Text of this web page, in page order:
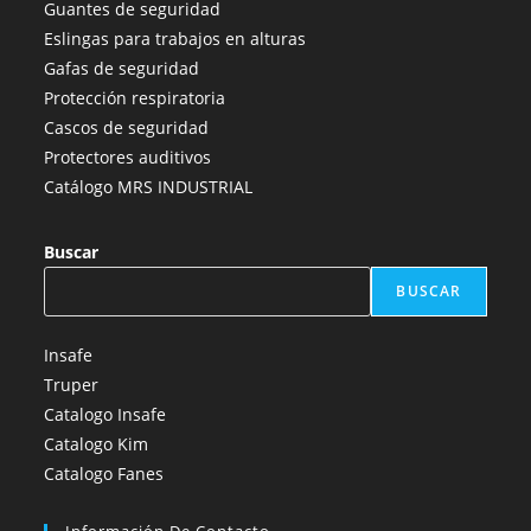
nueva
pestaña
nueva
pestaña
nueva
pestaña
nueva
Guantes de seguridad
Eslingas para trabajos en alturas
Gafas de seguridad
Protección respiratoria
Cascos de seguridad
Protectores auditivos
Catálogo MRS INDUSTRIAL
Buscar
BUSCAR
Insafe
Truper
Catalogo Insafe
Catalogo Kim
Catalogo Fanes